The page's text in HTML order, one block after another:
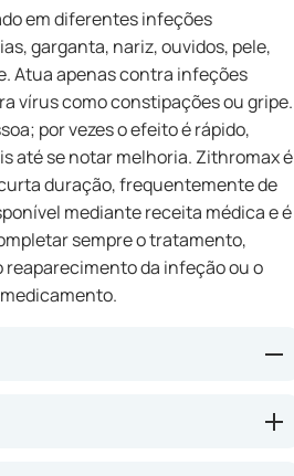
em diferentes infeções
garganta, nariz, ouvidos, pele,
Atua apenas contra infeções
vírus como constipações ou gripe.
por vezes o efeito é rápido,
até se notar melhoria. Zithromax é
duração, frequentemente de
mediante receita médica e é
sempre o tratamento,
reaparecimento da infeção ou o
a aliviar sintomas como dor